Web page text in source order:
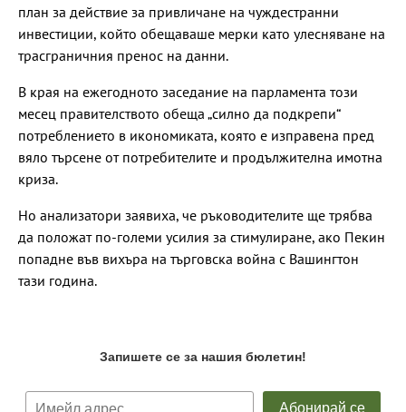
план за действие за привличане на чуждестранни
инвестиции, който обещаваше мерки като улесняване на
трасграничния пренос на данни.
В края на ежегодното заседание на парламента този
месец правителството обеща „силно да подкрепи“
потреблението в икономиката, която е изправена пред
вяло търсене от потребителите и продължителна имотна
криза.
Но анализатори заявиха, че ръководителите ще трябва
да положат по-големи усилия за стимулиране, ако Пекин
попадне във вихъра на търговска война с Вашингтон
тази година.